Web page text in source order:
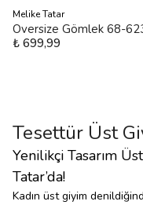
Melike Tatar
Oversize Gömlek 68-
₺ 699,99
Tesettür Üst
Yenilikçi Tasarım
Tatar’da!
Kadın üst giyim